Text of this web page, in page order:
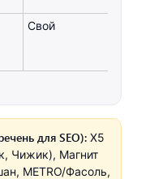
Свой
для SEO): X5
Чижик), Магнит
METRO/Фасоль,